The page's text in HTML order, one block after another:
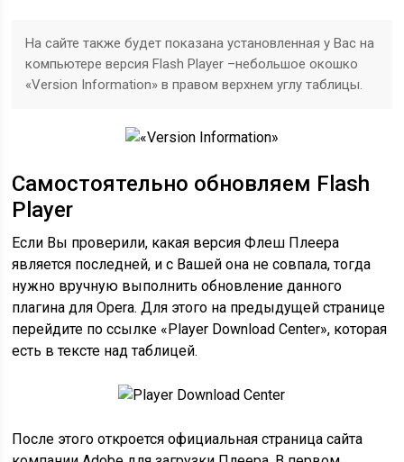
На сайте также будет показана установленная у Вас на
компьютере версия Flash Player –небольшое окошко
«Version Information» в правом верхнем углу таблицы.
Самостоятельно обновляем Flash
Player
Если Вы проверили, какая версия Флеш Плеера
является последней, и с Вашей она не совпала, тогда
нужно вручную выполнить обновление данного
плагина для Opera. Для этого на предыдущей странице
перейдите по ссылке «Player Download Center», которая
есть в тексте над таблицей.
После этого откроется официальная страница сайта